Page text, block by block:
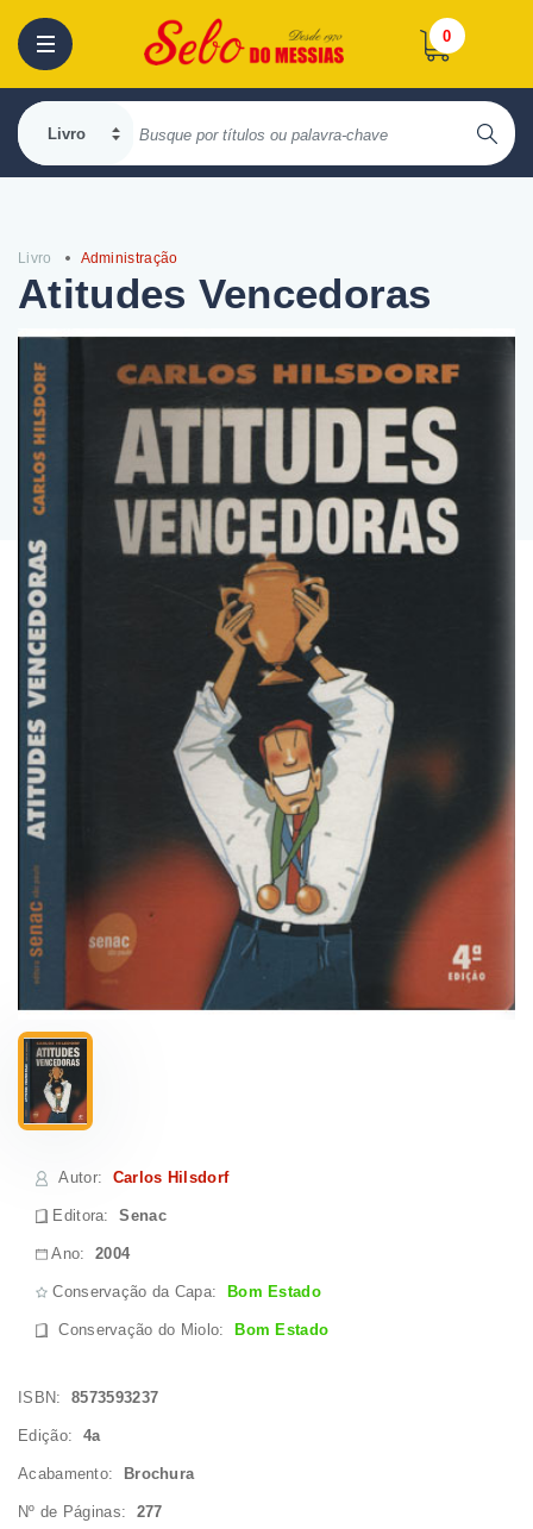
0
Livro Administração
Atitudes Vencedoras
Autor: Carlos Hilsdorf
Editora:Senac
Ano:2004
Conservação da Capa: Bom Estado
Conservação do Miolo:Bom Estado
ISBN:8573593237
Edição: 4a
Acabamento: Brochura
Nº de Páginas: 277